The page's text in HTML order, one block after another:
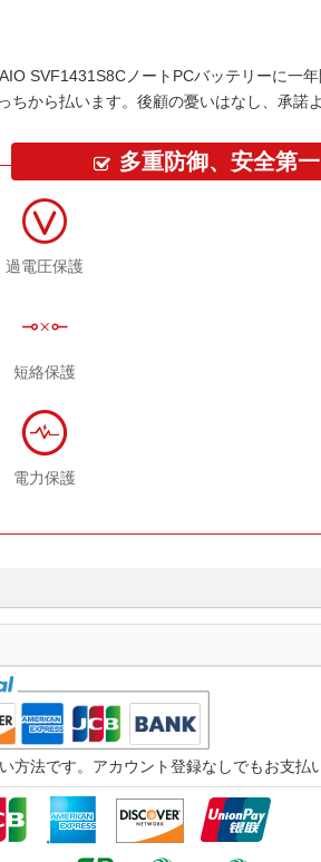
SVF1431S8CノートPCバッテリーに一
から払います。後顧の憂いはなし、承諾
多重防御、安全第一
過電圧保護
短絡保護
電力保護
方法です。アカウント登録なしでもお支払